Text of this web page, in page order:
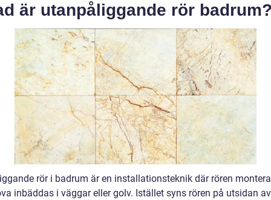
är utanpåliggande rör
rör i badrum är en installationsteknik där rören
inbäddas i väggar eller golv. Istället syns rören på utsidan